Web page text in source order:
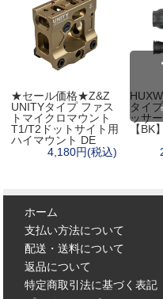
★セール価格★Z&Z
UNITYタイプ ファス
トマイクロマウント
T1/T2ドットサイト用
ハイマウント DE
4,180円(税込)
タイ
ッサ
【BK
ホーム
支払い方法について
配送・送料について
返品について
特定商取引法に基づく表記